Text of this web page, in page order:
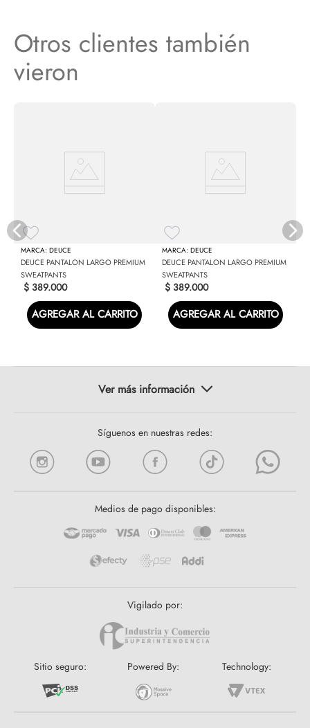
Otros clientes también
vieron
DEUCE
DEUCE PANTALON LARGO PREMIUM
SWEATPANTS
$ 389.000
AGREGAR AL CARRITO
DEUCE
DEUCE PANTALON LARGO PREMIUM
SWEATPANTS
$ 389.000
AGREGAR AL CARRITO
Síguenos en nuestras redes:
Medios de pago disponibles:
Vigilado por:
Sitio seguro: Powered By: Technology: